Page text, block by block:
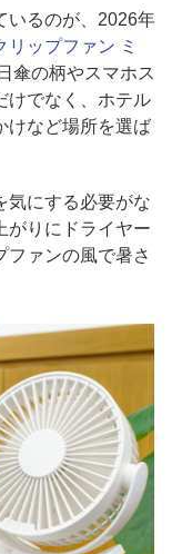
るのが、2026年
ップファン ミ
傘の柄やスマホス
けでなく、ホテル
けなど場所を選ば
にする必要がな
がりにドライヤー
ファンの風で暑さ